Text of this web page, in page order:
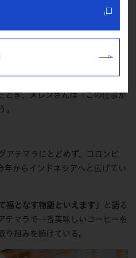
。
実り、高品質なトレーサビリティ
とき、メレンさんは「この仕事が
。
アテマラにとどめず、コロンビ
年からインドネシアへと広げてい
福となす物語といえます」
と語る
テマラで一番美味しいコーヒーを
り組みを続けている。